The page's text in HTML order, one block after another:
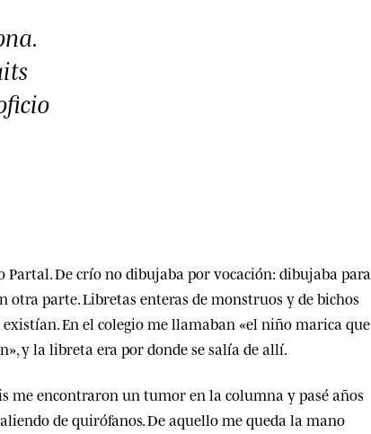
Partal. De crío no dibujaba por vocación: dibujaba para
otra parte. Libretas enteras de monstruos y de bichos
existían. En el colegio me llamaban «el niño marica que
y la libreta era por donde se salía de allí.
me encontraron un tumor en la columna y pasé años
de quirófanos. De aquello me queda la mano